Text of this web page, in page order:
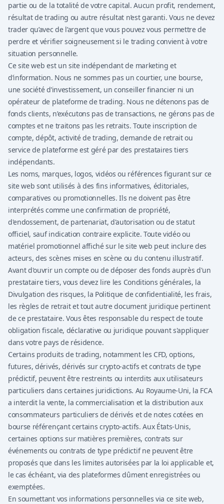
partie ou de la totalité de votre capital. Aucun profit, rendement,
résultat de trading ou autre résultat n’est garanti. Vous ne devez
trader qu’avec de l’argent que vous pouvez vous permettre de
perdre et vérifier soigneusement si le trading convient à votre
situation personnelle.
Ce site web est un site indépendant de marketing et
d’information. Nous ne sommes pas un courtier, une bourse,
une société d’investissement, un conseiller financier ni un
opérateur de plateforme de trading. Nous ne détenons pas de
fonds clients, n’exécutons pas de transactions, ne gérons pas de
comptes et ne traitons pas les retraits. Toute inscription de
compte, dépôt, activité de trading, demande de retrait ou
service de plateforme est géré par des prestataires tiers
indépendants.
Les noms, marques, logos, vidéos ou références figurant sur ce
site web sont utilisés à des fins informatives, éditoriales,
comparatives ou promotionnelles. Ils ne doivent pas être
interprétés comme une confirmation de propriété,
d'endossement, de partenariat, d'autorisation ou de statut
officiel, sauf indication contraire explicite. Toute vidéo ou
matériel promotionnel affiché sur le site web peut inclure des
acteurs, des scènes mises en scène ou du contenu illustratif.
Avant d'ouvrir un compte ou de déposer des fonds auprès d'un
prestataire tiers, vous devez lire les Conditions générales, la
Divulgation des risques, la Politique de confidentialité, les frais,
les règles de retrait et tout autre document juridique pertinent
de ce prestataire. Vous êtes responsable du respect de toute
obligation fiscale, déclarative ou juridique pouvant s'appliquer
dans votre pays de résidence.
Certains produits de trading, notamment les CFD, options,
futures, dérivés, dérivés sur crypto-actifs et contrats de type
prédictif, peuvent être restreints ou interdits aux utilisateurs
particuliers dans certaines juridictions. Au Royaume-Uni, la FCA
a interdit la vente, la commercialisation et la distribution aux
consommateurs particuliers de dérivés et de notes cotées en
bourse référençant certains crypto-actifs. Aux États-Unis,
certaines options sur matières premières, contrats sur
événements ou contrats de type prédictif ne peuvent être
proposés que dans les limites autorisées par la loi applicable et,
le cas échéant, via des plateformes dûment enregistrées ou
exemptées.
En soumettant vos informations personnelles via ce site web,